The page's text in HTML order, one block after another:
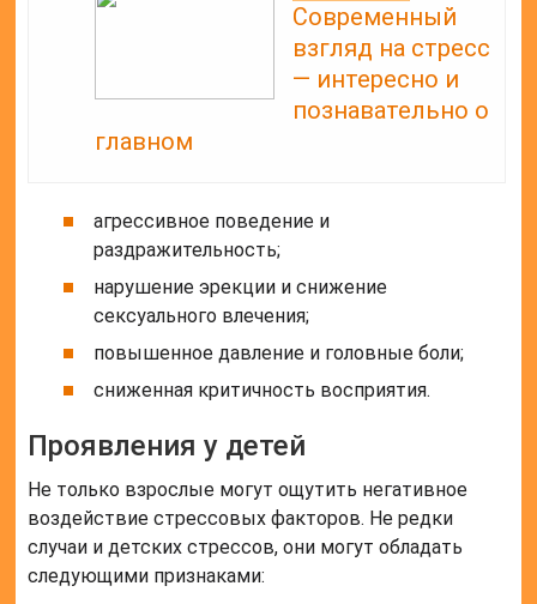
Современный
взгляд на стресс
— интересно и
познавательно о
главном
агрессивное поведение и
раздражительность;
нарушение эрекции и снижение
сексуального влечения;
повышенное давление и головные боли;
сниженная критичность восприятия.
Проявления у детей
Не только взрослые могут ощутить негативное
воздействие стрессовых факторов. Не редки
случаи и детских стрессов, они могут обладать
следующими признаками: